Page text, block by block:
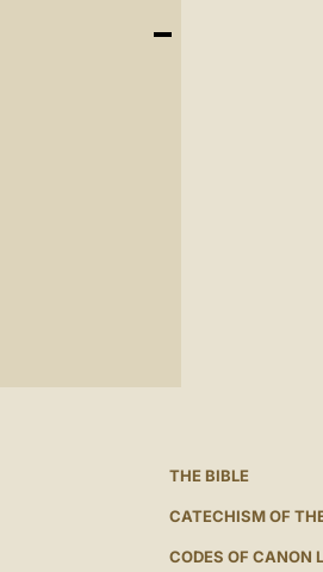
THE BIBLE
CATECHISM OF
CODES OF CANON